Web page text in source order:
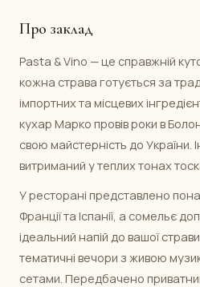
Про заклад
Pasta & Vino — це справжній
кожна страва готується за
імпортних та місцевих
кухар Марко провів роки в
свою майстерність до України.
витриманий у теплих тонах
У ресторані представлено
Франції та Іспанії, а сомельє
ідеальний напій до вашої
тематичні вечори з живою
сетами. Передбачено